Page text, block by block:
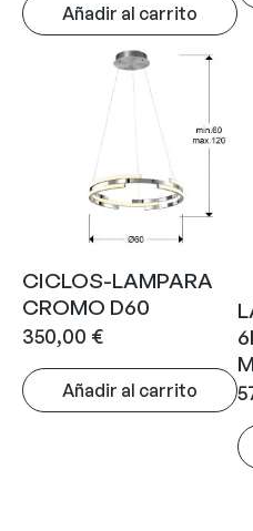
Añadir al carrito
CICLOS-LAMPARA
CROMO D60
350,00 €
Añadir al carrito